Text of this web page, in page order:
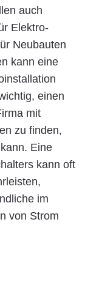
auch
Elektro-
Neubauten
kann eine
einen
mit
zu finden,
Eine
kann oft
im
von Strom